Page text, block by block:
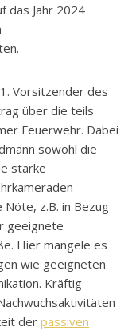
das Jahr 2024
Vorsitzender des
über die teils
Feuerwehr. Dabei
sowohl die
starke
z.B. in Bezug
geeignete
Hier mangele es
wie geeigneten
Kräftig
der passiven